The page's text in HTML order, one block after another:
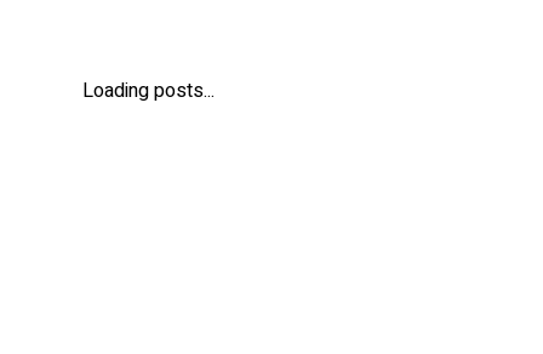
Loading posts...